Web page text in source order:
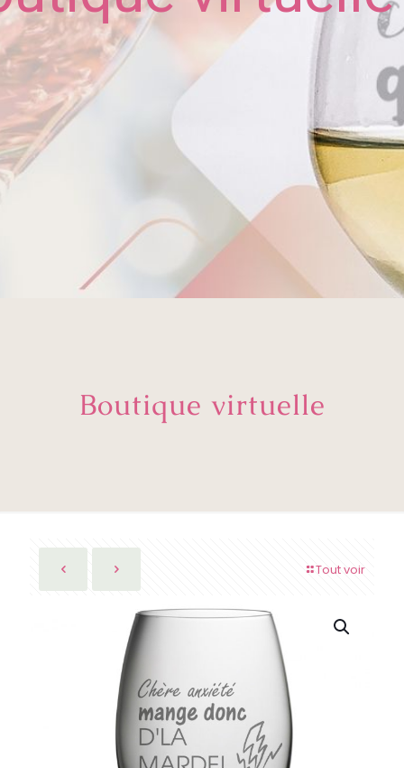
Boutique virtuelle
Tout voir